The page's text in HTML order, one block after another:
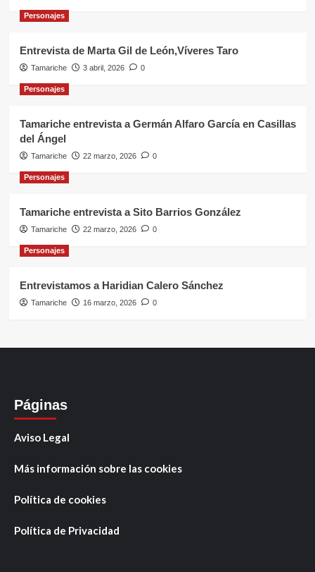
Personajes
Entrevista de Marta Gil de León,Víveres Taro
Tamariche 3 abril, 2026 0
Personajes
Tamariche entrevista a Germán Alfaro García en Casillas
del Ángel
Tamariche 22 marzo, 2026 0
Personajes
Tamariche entrevista a Sito Barrios González
Tamariche 22 marzo, 2026 0
Personajes
Entrevistamos a Haridian Calero Sánchez
Tamariche 16 marzo, 2026 0
Páginas
Aviso Legal
Más información sobre las cookies
Política de cookies
Política de Privacidad